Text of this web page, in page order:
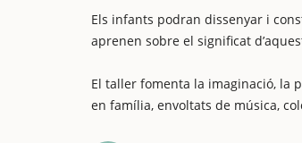
Els infants podran dissenyar i
aprenen sobre el significat
El taller fomenta la imaginació, la
en família, envoltats de música,